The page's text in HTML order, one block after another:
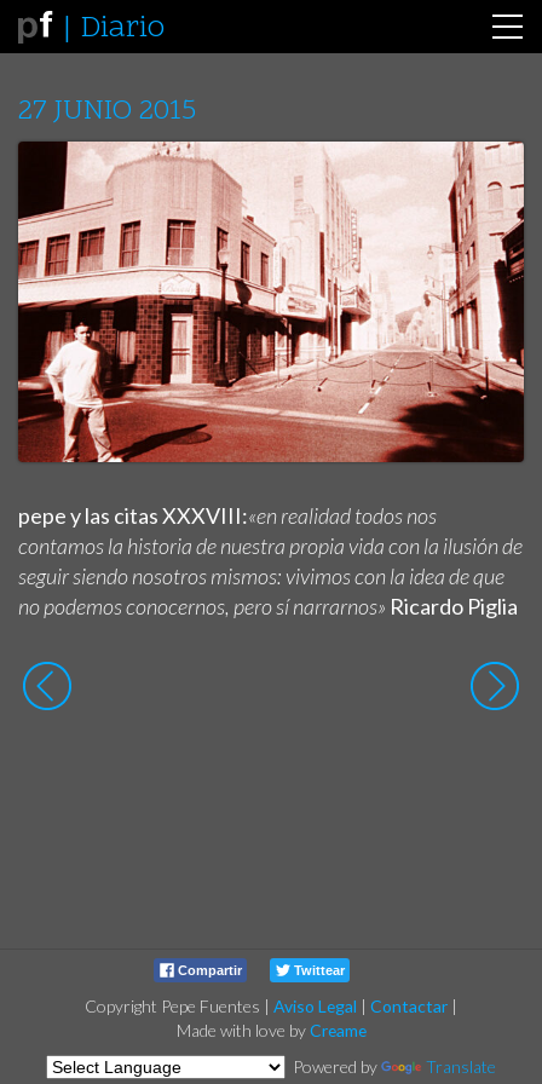
Diario
27 JUNIO 2015
pepe y las citas XXXVIII:«en realidad todos nos
contamos la historia de nuestra propia vida con la ilusión de
seguir siendo nosotros mismos: vivimos con la idea de que
no podemos conocernos, pero sí narrarnos» Ricardo Piglia
Compartir Twittear
Copyright Pepe Fuentes | Aviso Legal | Contactar |
Made with love byCreame
Powered by
Translate